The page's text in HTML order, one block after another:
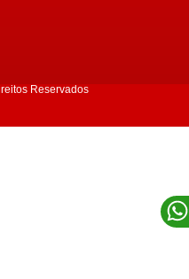
Reservados